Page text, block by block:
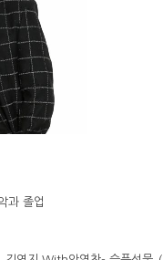
과 졸업